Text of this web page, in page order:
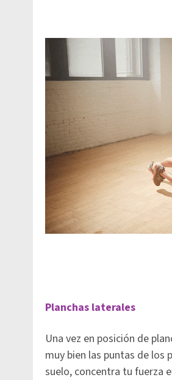
Planchas laterales
Una vez en posición de
muy bien las puntas de los
suelo, concentra tu fuerza